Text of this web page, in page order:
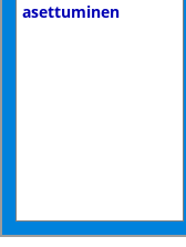
asettuminen